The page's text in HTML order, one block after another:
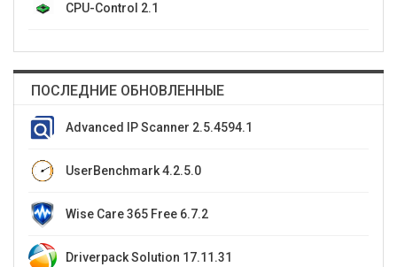
CPU-Control 2.1
ПОСЛЕДНИЕ ОБНОВЛЕННЫЕ
Advanced IP Scanner 2.5.4594.1
UserBenchmark 4.2.5.0
Wise Care 365 Free 6.7.2
Driverpack Solution 17.11.31